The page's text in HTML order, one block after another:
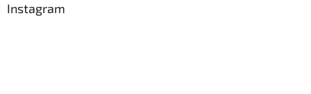
Instagram